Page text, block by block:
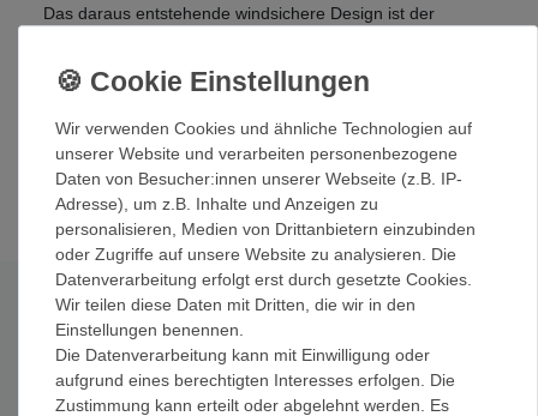
Das daraus entstehende windsichere Design ist der
überall, wo es vor allem auf Gewicht und Platz ankommt.
Mit transparentem, BPA-freiem Siebdeckel und
Klapp-/Einrastgriff.
Technische Daten
Gewicht:
Wir verwenden Cookies und ähnliche Technologien auf
unserer Website und verarbeiten personenbezogene
Daten von Besucher:innen unserer Webseite (z.B. IP-
Adresse), um z.B. Inhalte und Anzeigen zu
personalisieren, Medien von Drittanbietern einzubinden
oder Zugriffe auf unsere Website zu analysieren. Die
Datenverarbeitung erfolgt erst durch gesetzte Cookies.
Wir teilen diese Daten mit Dritten, die wir in den
Einstellungen benennen.
Die Datenverarbeitung kann mit Einwilligung oder
aufgrund eines berechtigten Interesses erfolgen. Die
Zustimmung kann erteilt oder abgelehnt werden. Es